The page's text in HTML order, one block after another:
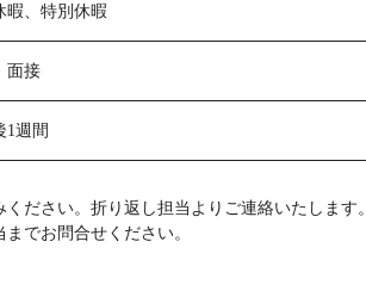
暇、特別休暇
面接
1週間
ださい。折り返し担当よりご連絡いたします。
でお問合せください。